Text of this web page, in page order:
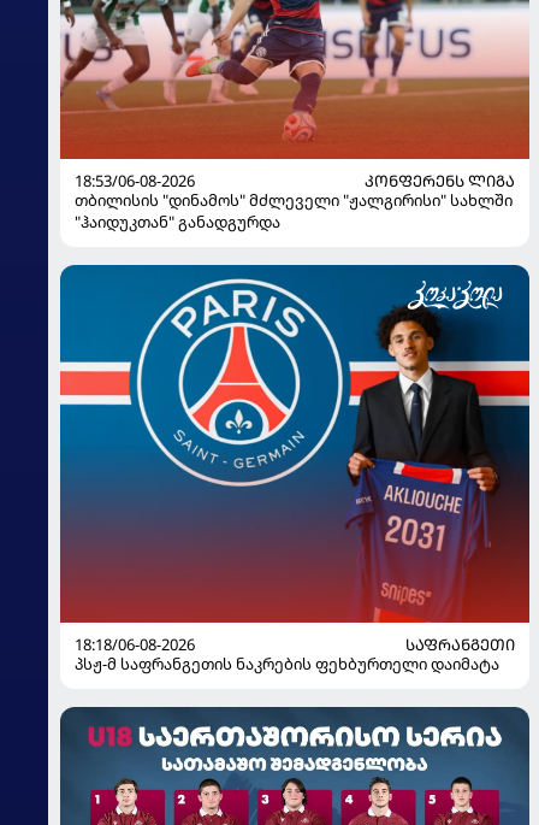
18:53/06-08-2026
ᲙᲝᲜᲤᲔᲠᲔᲜᲡ ᲚᲘᲒᲐ
თბილისის "დინამოს" მძლეველი "ჟალგირისი" სახლში
"ჰაიდუკთან" განადგურდა
18:18/06-08-2026
ᲡᲐᲤᲠᲐᲜᲒᲔᲗᲘ
პსჟ-მ საფრანგეთის ნაკრების ფეხბურთელი დაიმატა